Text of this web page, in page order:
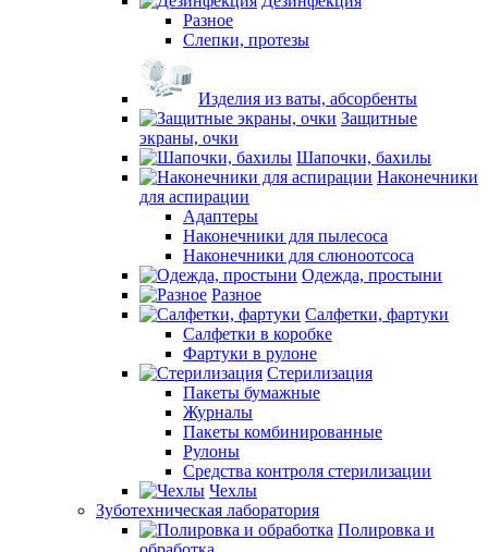
Разное
Слепки, протезы
Изделия из ваты, абсорбенты
Защитные
экраны, очки
Шапочки, бахилы
Наконечники
для аспирации
Адаптеры
Наконечники для пылесоса
Наконечники для слюноотсоса
Одежда, простыни
Разное
Салфетки, фартуки
Салфетки в коробке
Фартуки в рулоне
Стерилизация
Пакеты бумажные
Журналы
Пакеты комбинированные
Рулоны
Средства контроля стерилизации
Чехлы
Зуботехническая лаборатория
Полировка и